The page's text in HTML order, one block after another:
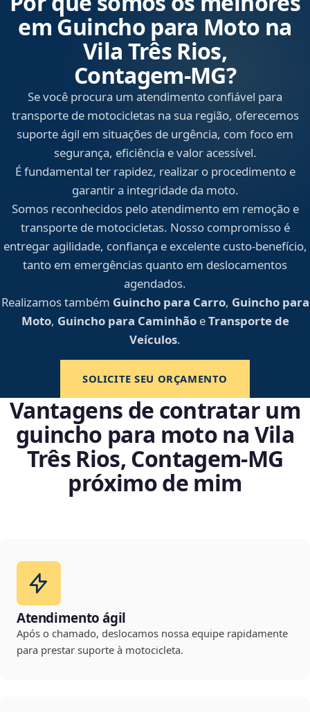
em Guincho para Moto na
Vila Três Rios,
Contagem‑MG?
Se você procura um atendimento confiável para
transporte de motocicletas na sua região, oferecemos
suporte ágil em situações de urgência, com foco em
segurança, eficiência e valor acessível.
É fundamental ter rapidez, realizar o procedimento e
garantir a integridade da moto.
Somos reconhecidos pelo atendimento em remoção e
transporte de motocicletas. Nosso compromisso é
entregar agilidade, confiança e excelente custo-benefício,
tanto em emergências quanto em deslocamentos
agendados.
Realizamos também Guincho para Carro, Guincho para
Moto, Guincho para CaminhãoeTransporte de
Veículos.
SOLICITE SEU ORÇAMENTO
Vantagens de contratar um
guincho para moto na Vila
Três Rios, Contagem‑MG
próximo de mim
Atendimento ágil
Após o chamado, deslocamos nossa equipe rapidamente
para prestar suporte à motocicleta.